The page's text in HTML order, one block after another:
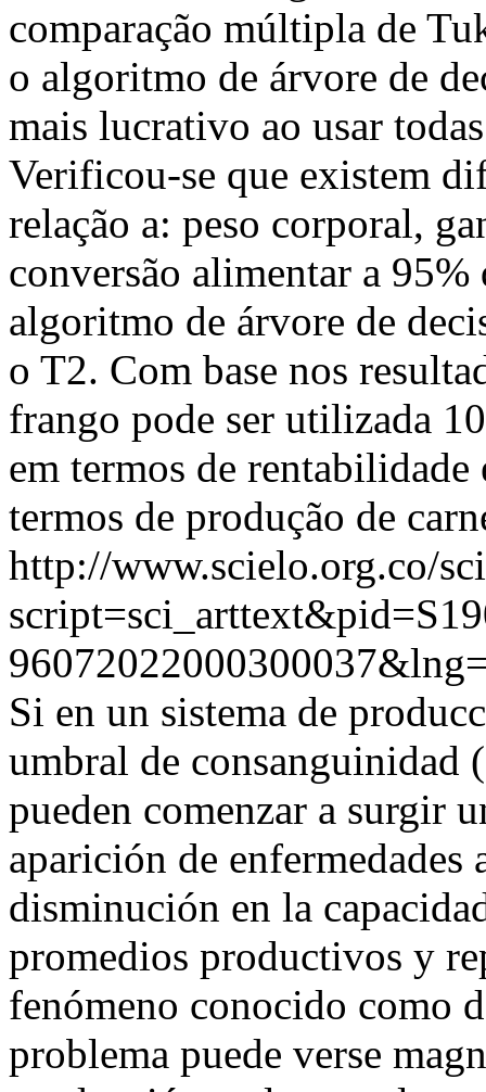
comparação múltipla de
o algoritmo de árvore de
mais lucrativo ao usar
Verificou-se que existem
relação a: peso corporal,
conversão alimentar a
algoritmo de árvore de
o T2. Com base nos
frango pode ser utilizada
em termos de
termos de produção de
http://www.scielo.org.co/
Si en un sistema de
umbral de consanguinidad
pueden comenzar a surgir
aparición de enfermedades
disminución en la
promedios productivos y
fenómeno conocido como
problema puede verse